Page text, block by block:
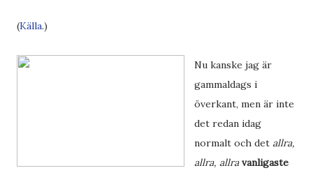
(Källa.)
Nu kanske jag är
gammaldags i
överkant, men är inte
det redan idag
normalt och det allra,
allra, allra vanligaste